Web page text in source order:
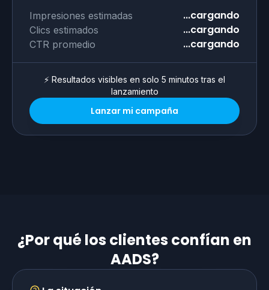
Impresiones estimadas ...cargando
Clics estimados ...cargando
CTR promedio ...cargando
⚡ Resultados visibles en solo 5 minutos tras el
lanzamiento
Lanzar mi campaña
¿Por qué los clientes confían en
AADS?